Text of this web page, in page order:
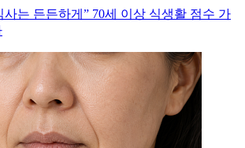
사는 든든하게” 70세 이상 식생활 점수 가